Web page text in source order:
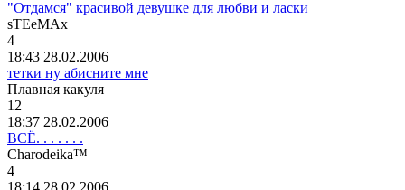
"Отдамся" красивой девушке для любви и ласки
sTEeMAx
4
18:43 28.02.2006
тетки ну абисните мне
Плавная какуля
12
18:37 28.02.2006
ВСЁ. . . . . . .
Charodeika™
4
18:14 28.02.2006